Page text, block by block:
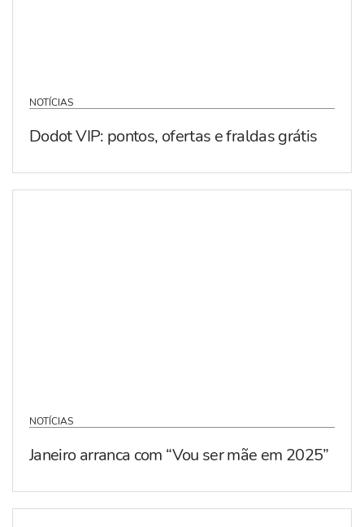
NOTÍCIAS
Dodot VIP: pontos, ofertas e fraldas grátis
NOTÍCIAS
Janeiro arranca com “Vou ser mãe em 2025”